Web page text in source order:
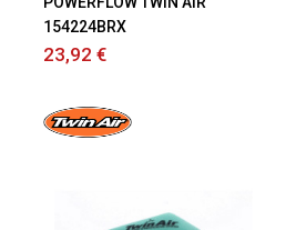
154224BRX
23,92 €